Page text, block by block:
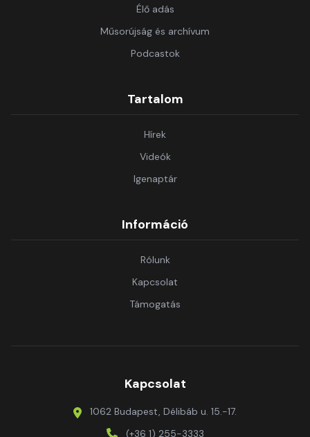
Élő adás
Műsorújság és archívum
Podcastok
Tartalom
Hírek
Videók
Igenaptár
Információ
Rólunk
Kapcsolat
Támogatás
Kapcsolat
1062 Budapest, Délibáb u. 15.-17.
(+36 1) 255-3333